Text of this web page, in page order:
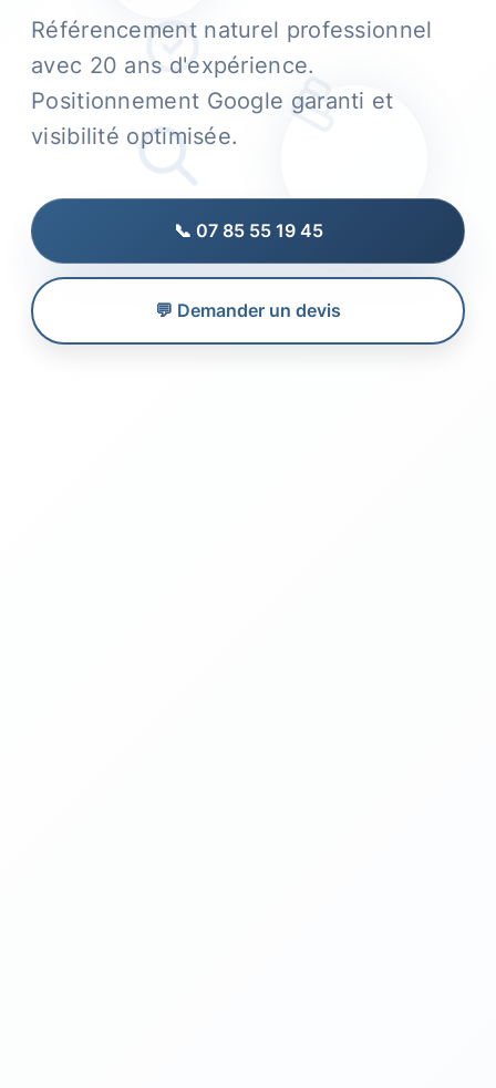
Référencement naturel professionnel
avec 20 ans d'expérience.
Positionnement Google garanti et
visibilité optimisée.
📞 07 85 55 19 45
💬 Demander un devis